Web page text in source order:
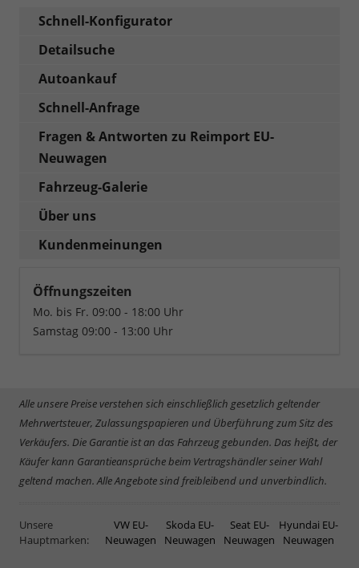
Schnell-Konfigurator
Detailsuche
Autoankauf
Schnell-Anfrage
Fragen & Antworten zu Reimport EU-
Neuwagen
Fahrzeug-Galerie
Über uns
Kundenmeinungen
Öffnungszeiten
Mo. bis Fr. 09:00 - 18:00 Uhr
Samstag 09:00 - 13:00 Uhr
Alle unsere Preise verstehen sich einschließlich gesetzlich geltender
Mehrwertsteuer, Zulassungspapieren und Überführung zum Sitz des
Verkäufers. Die Garantie ist an das Fahrzeug gebunden. Das heißt, der
Käufer kann Garantieansprüche beim Vertragshändler seiner Wahl
geltend machen. Alle Angebote sind freibleibend und unverbindlich.
Unsere
Hauptmarken:
VW EU-
Neuwagen
Skoda EU-
Neuwagen
Seat EU-
Neuwagen
Hyundai EU-
Neuwagen